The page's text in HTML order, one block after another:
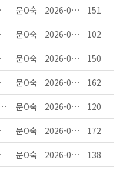
강... 문O숙 2026-05-31 151
집... 문O숙 2026-05-31 102
국... 문O숙 2026-05-31 150
강 문O숙 2026-05-31 162
[국립한국교통대]2027학년도 재외국민전형 모집요강 문O숙 2026-05-31 120
모... 문O숙 2026-05-31 172
강 문O숙 2026-05-31 138